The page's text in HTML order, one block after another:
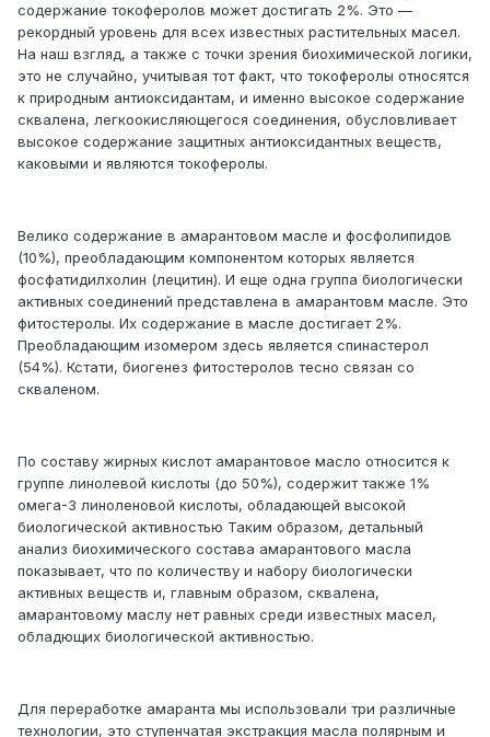
содержание токоферолов может достигать 2%. Это —
рекордный уровень для всех известных растительных масел.
На наш взгляд, а также с точки зрения биохимической логики,
это не случайно, учитывая тот факт, что токоферолы относятся
к природным антиоксидантам, и именно высокое содержание
сквалена, легкоокисляющегося соединения, обусловливает
высокое содержание защитных антиоксидантных веществ,
каковыми и являются токоферолы.
Велико содержание в амарантовом масле и фосфолипидов
(10%), преобладающим компонентом которых является
фосфатидилхолин (лецитин). И еще одна группа биологически
активных соединений представлена в амарантовм масле. Это
фитостеролы. Их содержание в масле достигает 2%.
Преобладающим изомером здесь является спинастерол
(54%). Кстати, биогенез фитостеролов тесно связан со
скваленом.
По составу жирных кислот амарантовое масло относится к
группе линолевой кислоты (до 50%), содержит также 1%
омега-3 линоленовой кислоты, обладающей высокой
биологической активностью Таким образом, детальный
анализ биохимического состава амарантового масла
показывает, что по количеству и набору биологически
активных веществ и, главным образом, сквалена,
амарантовому маслу нет равных среди известных масел,
обладющих биологической активностью.
Для переработке амаранта мы использовали три различные
технологии, это ступенчатая экстракция масла полярным и